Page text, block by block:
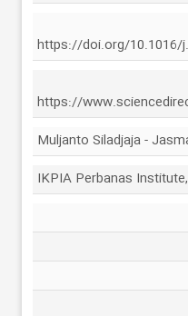
https://doi.org/10.1016/
https://
Muljanto Siladjaja -
IKPIA Perbanas